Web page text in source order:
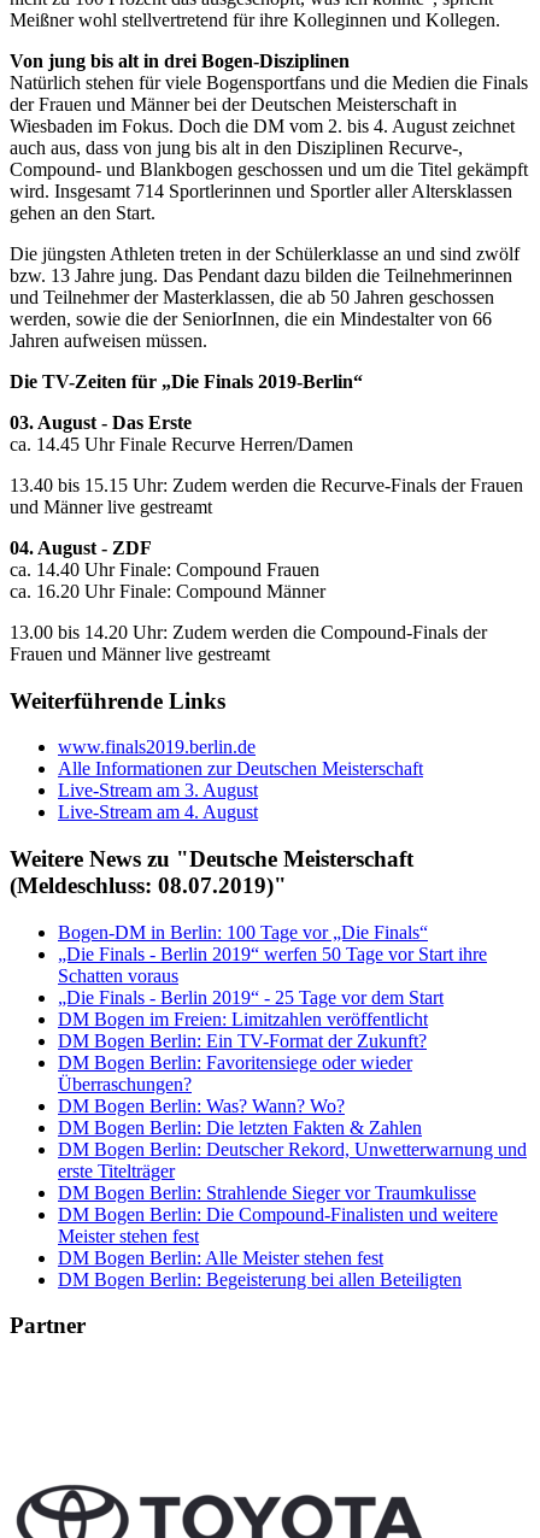
Meißner wohl stellvertretend für ihre Kolleginnen und Kollegen.
Von jung bis alt in drei Bogen-Disziplinen
Natürlich stehen für viele Bogensportfans und die Medien die Finals
der Frauen und Männer bei der Deutschen Meisterschaft in
Wiesbaden im Fokus. Doch die DM vom 2. bis 4. August zeichnet
auch aus, dass von jung bis alt in den Disziplinen Recurve-,
Compound- und Blankbogen geschossen und um die Titel gekämpft
wird. Insgesamt 714 Sportlerinnen und Sportler aller Altersklassen
gehen an den Start.
Die jüngsten Athleten treten in der Schülerklasse an und sind zwölf
bzw. 13 Jahre jung. Das Pendant dazu bilden die Teilnehmerinnen
und Teilnehmer der Masterklassen, die ab 50 Jahren geschossen
werden, sowie die der SeniorInnen, die ein Mindestalter von 66
Jahren aufweisen müssen.
Die TV-Zeiten für „Die Finals 2019-Berlin“
03. August - Das Erste
ca. 14.45 Uhr Finale Recurve Herren/Damen
13.40 bis 15.15 Uhr: Zudem werden die Recurve-Finals der Frauen
und Männer live gestreamt
04. August - ZDF
ca. 14.40 Uhr Finale: Compound Frauen
ca. 16.20 Uhr Finale: Compound Männer
13.00 bis 14.20 Uhr: Zudem werden die Compound-Finals der
Frauen und Männer live gestreamt
Weiterführende Links
www.finals2019.berlin.de
Alle Informationen zur Deutschen Meisterschaft
Live-Stream am 3. August
Live-Stream am 4. August
Weitere News zu "Deutsche Meisterschaft
(Meldeschluss: 08.07.2019)"
Bogen-DM in Berlin: 100 Tage vor „Die Finals“
„Die Finals - Berlin 2019“ werfen 50 Tage vor Start ihre
Schatten voraus
„Die Finals - Berlin 2019“ - 25 Tage vor dem Start
DM Bogen im Freien: Limitzahlen veröffentlicht
DM Bogen Berlin: Ein TV-Format der Zukunft?
DM Bogen Berlin: Favoritensiege oder wieder
Überraschungen?
DM Bogen Berlin: Was? Wann? Wo?
DM Bogen Berlin: Die letzten Fakten & Zahlen
DM Bogen Berlin: Deutscher Rekord, Unwetterwarnung und
erste Titelträger
DM Bogen Berlin: Strahlende Sieger vor Traumkulisse
DM Bogen Berlin: Die Compound-Finalisten und weitere
Meister stehen fest
DM Bogen Berlin: Alle Meister stehen fest
DM Bogen Berlin: Begeisterung bei allen Beteiligten
Partner